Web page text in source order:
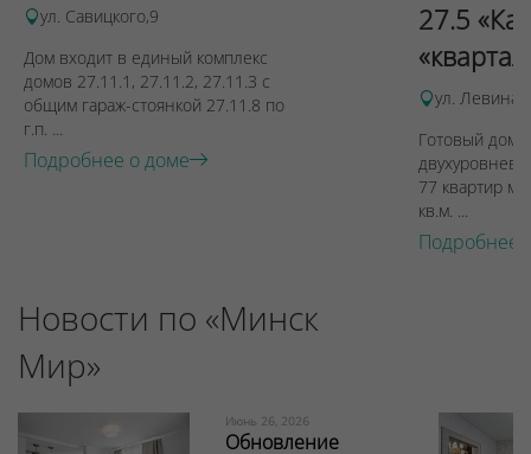
ул. Савицкого,9
Дом входит в единый комплекс
домов 27.11.1, 27.11.2, 27.11.3 с
общим гараж-стоянкой 27.11.8 по
г.п. ...
Подробнее о доме
27.5
ул. Левина,
Готовый дом
77 квартир
кв.м. ...
Подробнее
Новости по «Минск
Мир»
Июнь 26, 2026
Обновление